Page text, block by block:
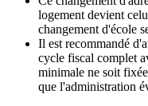
logement devient
changement d'école
Il est recommandé
cycle fiscal complet
minimale ne soit
que l'administration